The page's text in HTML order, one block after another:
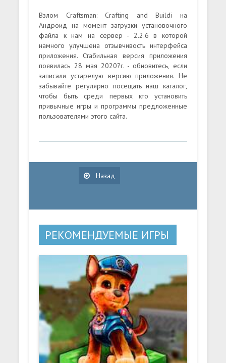
Взлом Craftsman: Crafting and Buildi на
Андроид на момент загрузки установочного
файла к нам на сервер - 2.2.6 в которой
намного улучшена отзывчивость интерфейса
приложения. Стабильная версия приложения
появилась 28 мая 2020?г. - обновитесь, если
записали устарелую версию приложения. Не
забывайте регулярно посещать наш каталог,
чтобы быть среди первых кто установить
привычные игры и программы предложенные
пользователями этого сайта.
Назад
РЕКОМЕНДУЕМЫЕ ИГРЫ